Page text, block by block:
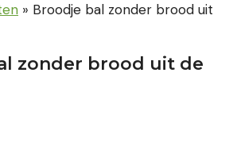
» Broodje bal zonder brood uit
zonder brood uit de